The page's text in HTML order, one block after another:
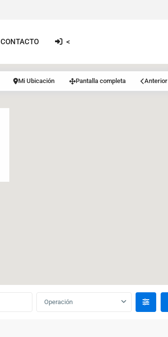
CONTACTO <
Mi Ubicación Pantalla completa Anterior
Operación